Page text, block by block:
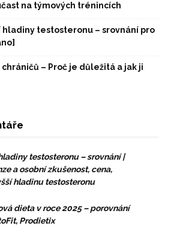
na týmových trénincích
hladiny testosteronu – srovnání pro
– Proč je důležitá a jak ji
testosteronu – srovnání |
a osobní zkušenost, cena,
hladinu testosteronu
dieta v roce 2025 – porovnání
Prodietix